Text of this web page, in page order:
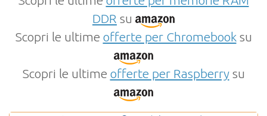
DDR su
Scopri le ultime offerte per Chromebooksu
Scopri le ultime offerte per Raspberrysu